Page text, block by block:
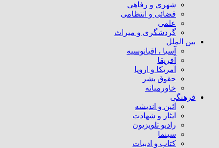
شهری و رفاهی
قضائی و انتظامی
علمی
گردشگری و میراث
بین الملل
آسیا ، اقیانوسیه
آفریقا
آمریکا و اروپا
حقوق بشر
خاورمیانه
فرهنگی
آئین و اندیشه
ایثار و شهادت
رادیو تلویزیون
سینما
کتاب و ادبیات